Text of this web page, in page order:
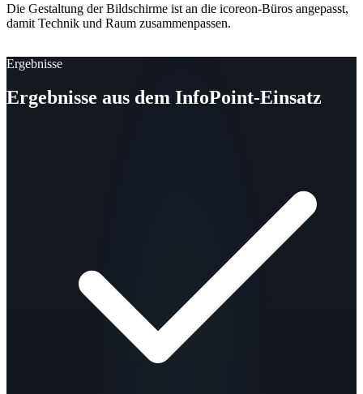
Die Gestaltung der Bildschirme ist an die icoreon-Büros angepasst,
damit Technik und Raum zusammenpassen.
Ergebnisse
Ergebnisse aus dem InfoPoint-Einsatz